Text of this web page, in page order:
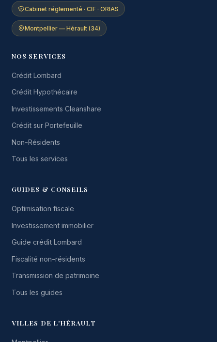
Cabinet réglementé · CIF · ORIAS
Montpellier — Hérault (34)
NOS SERVICES
Crédit Lombard
Crédit Hypothécaire
Investissements Cleanshare
Crédit sur Portefeuille
Non-Résidents
Tous les services
GUIDES & CONSEILS
Optimisation fiscale
Investissement immobilier
Guide crédit Lombard
Fiscalité non-résidents
Transmission de patrimoine
Tous les guides
VILLES DE L'HÉRAULT